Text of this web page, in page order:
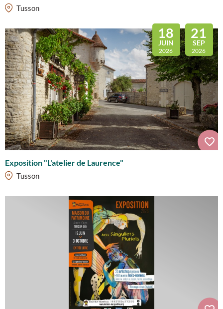
Tusson
18
JUIN
2026
21
SEP
2026
Exposition "L'atelier de Laurence"
Tusson